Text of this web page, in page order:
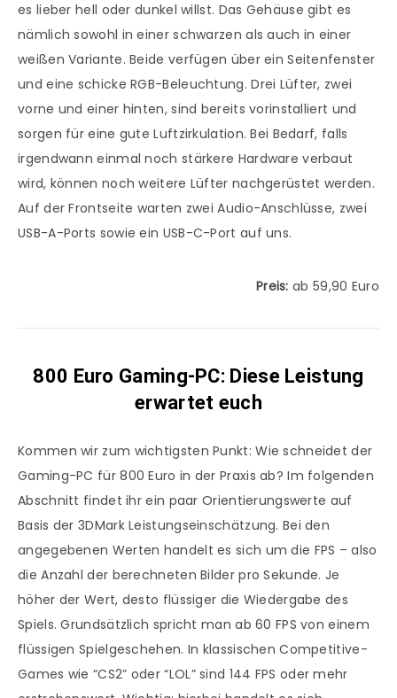
es lieber hell oder dunkel willst. Das Gehäuse gibt es
nämlich sowohl in einer schwarzen als auch in einer
weißen Variante. Beide verfügen über ein Seitenfenster
und eine schicke RGB-Beleuchtung. Drei Lüfter, zwei
vorne und einer hinten, sind bereits vorinstalliert und
sorgen für eine gute Luftzirkulation. Bei Bedarf, falls
irgendwann einmal noch stärkere Hardware verbaut
wird, können noch weitere Lüfter nachgerüstet werden.
Auf der Frontseite warten zwei Audio-Anschlüsse, zwei
USB-A-Ports sowie ein USB-C-Port auf uns.
Preis: ab 59,90 Euro
800 Euro Gaming-PC: Diese Leistung
erwartet euch
Kommen wir zum wichtigsten Punkt: Wie schneidet der
Gaming-PC für 800 Euro in der Praxis ab? Im folgenden
Abschnitt findet ihr ein paar Orientierungswerte auf
Basis der 3DMark Leistungseinschätzung. Bei den
angegebenen Werten handelt es sich um die FPS – also
die Anzahl der berechneten Bilder pro Sekunde. Je
höher der Wert, desto flüssiger die Wiedergabe des
Spiels. Grundsätzlich spricht man ab 60 FPS von einem
flüssigen Spielgeschehen. In klassischen Competitive-
Games wie “CS2” oder “LOL” sind 144 FPS oder mehr